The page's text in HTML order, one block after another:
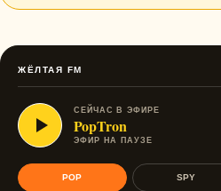
ЖЁЛТАЯ FM
СЕЙЧАС В ЭФИРЕ
PopTron
ЭФИР НА ПАУЗЕ
POP SPY